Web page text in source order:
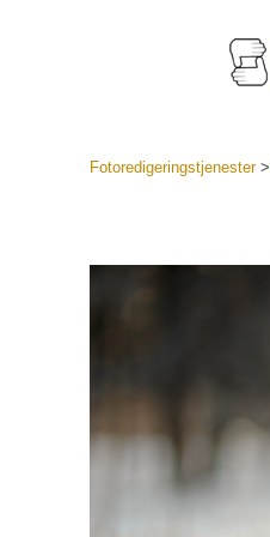
Fotoredigeringstjenester>